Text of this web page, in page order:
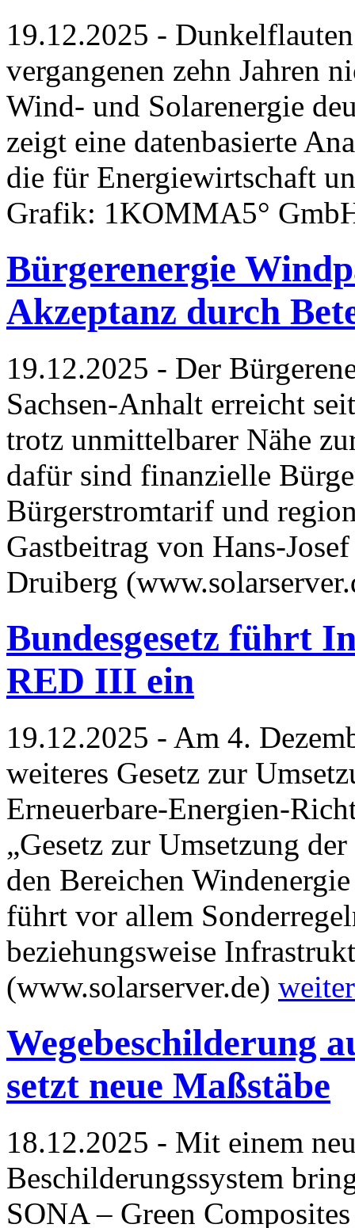
19.12.2025 -
vergangenen zehn Jahren
Wind- und Solarenergie
zeigt eine datenbasierte
die für Energiewirtschaft
Grafik: 1KOMMA5°
Bürgerenergie
Akzeptanz durch
19.12.2025 - Der
Sachsen-Anhalt erreicht
trotz unmittelbarer Nähe
dafür sind finanzielle
Bürgerstromtarif und
Gastbeitrag von Hans-
Druiberg
Bundesgesetz führt
RED III ein
19.12.2025 - Am 4.
weiteres Gesetz zur
Erneuerbare-Energien-
„Gesetz zur Umset­zung
den Bereichen
führt vor allem
beziehungsweise
(www.solarserver.de) weiter
Wegebeschilderung
setzt neue Maßstäbe
18.12.2025 - Mit einem
Beschilderungssystem
SONA – Green